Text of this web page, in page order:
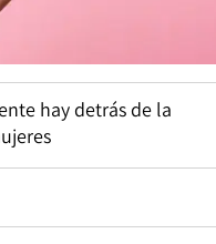
hay detrás de la